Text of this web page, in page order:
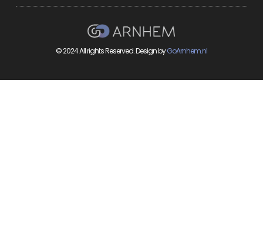
© 2024 All rights Reserved. Design byGoArnhem.nl